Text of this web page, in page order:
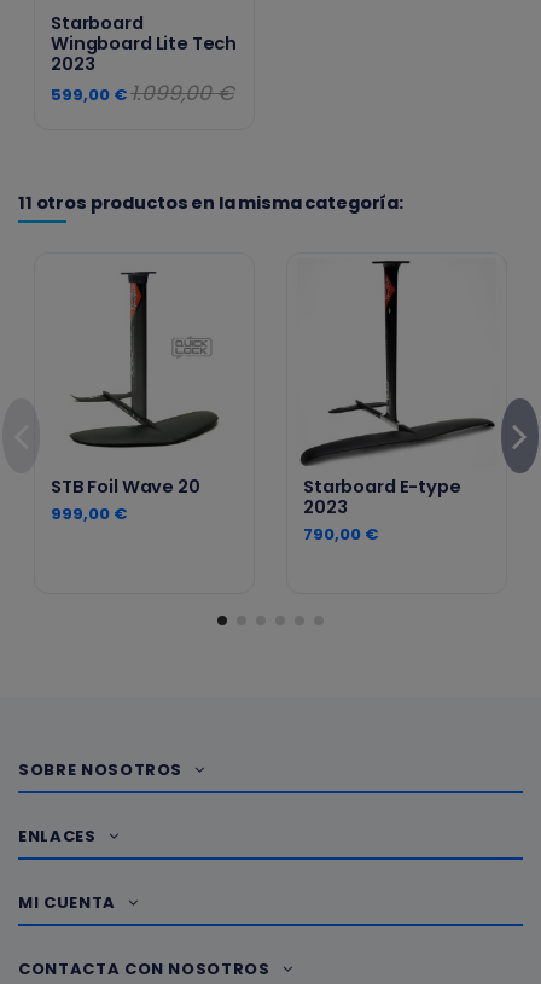
Starboard
Wingboard Lite Tech
2023
599,00 €1.099,00 €
11 otros productos en la misma categoría:
STB Foil Wave 20
999,00 €
Starboard E-type
2023
790,00 €
SOBRE NOSOTROS
ENLACES
MI CUENTA
CONTACTA CON NOSOTROS